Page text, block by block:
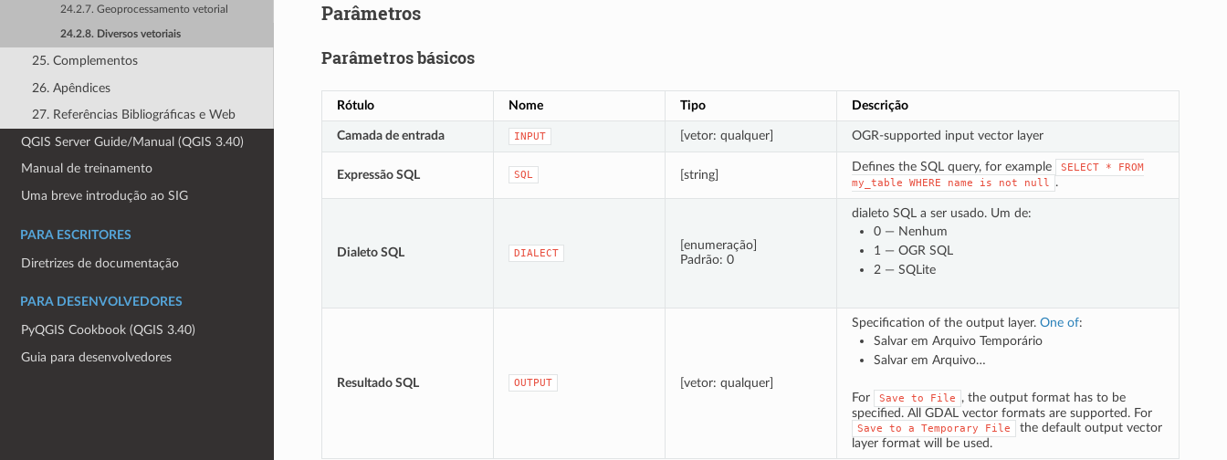
24.2.7. Geoprocessamento vetorial
24.2.8. Diversos vetoriais
25. Complementos
26. Apêndices
27. Referências Bibliográficas e Web
QGIS Server Guide/Manual (QGIS 3.40)
Manual de treinamento
Uma breve introdução ao SIG
PARA ESCRITORES
Diretrizes de documentação
PARA DESENVOLVEDORES
PyQGIS Cookbook (QGIS 3.40)
Guia para desenvolvedores
Parâmetros
Parâmetros básicos
Rótulo Nome Tipo Descrição
Camada de entrada INPUT [vetor: qualquer] OGR-supported input vector layer
Expressão SQL SQL [string]
Defines the SQL query, for example SELECT *
FROM
my_table
WHERE name is not null .
Dialeto SQL DIALECT
[enumeração]
Padrão: 0
dialeto SQL a ser usado. Um de:
0 — Nenhum
1 — OGR SQL
2 — SQLite
Resultado SQL OUTPUT [vetor: qualquer]
Specification of the output layer. One of:
Salvar em Arquivo Temporário
Salvar em Arquivo…
For Save to File
, the output format has to be
specified. All GDAL vector formats are supported. For
Save to a Temporary File
the default output vector
layer format will be used.